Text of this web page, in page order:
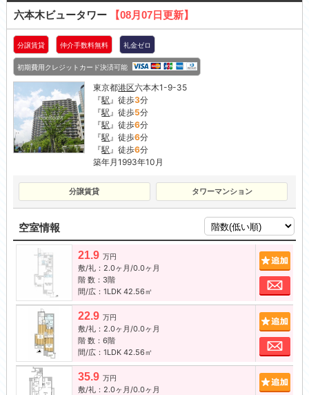
六本木ビュータワー 【08月07日更新】
分譲賃貸 仲介手数料無料 礼金ゼロ
初期費用クレジットカード決済可能
東京都港区六本木1-9-35
『駅 』徒歩3分
『駅 』徒歩5分
『駅 』徒歩6分
『駅 』徒歩6分
『駅 』徒歩6分
築年月1993年10月
分譲賃貸 タワーマンション
空室情報
21.9 万円
敷/礼：2.0ヶ月/0.0ヶ月
階 数：3階
間/広：1LDK 42.56㎡
お
22.9 万円
敷/礼：2.0ヶ月/0.0ヶ月
階 数：6階
間/広：1LDK 42.56㎡
お
35.9 万円
敷/礼：2.0ヶ月/0.0ヶ月